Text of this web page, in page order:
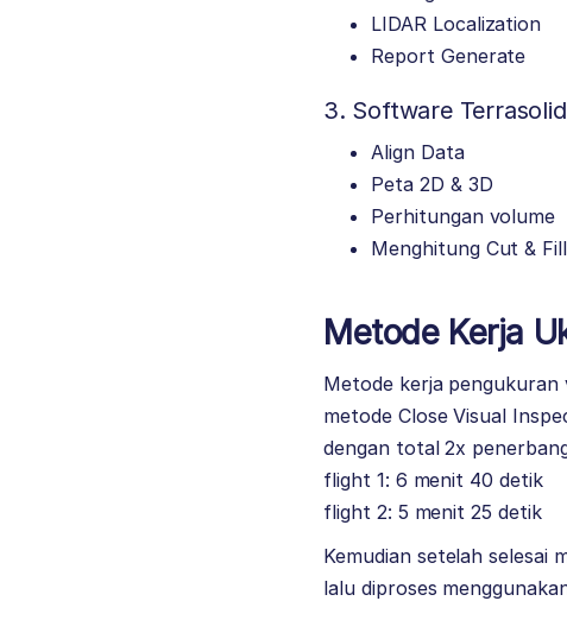
LIDAR Localization
Report Generate
3. Software Terrasolid
Align Data
Peta 2D & 3D
Perhitungan volume
Menghitung Cut & Fill
Metode Kerja
Metode kerja
metode Close Visual
dengan total 2x
flight 1: 6 menit 40 detik
flight 2: 5 menit 25 detik
Kemudian setelah selesai
lalu diproses